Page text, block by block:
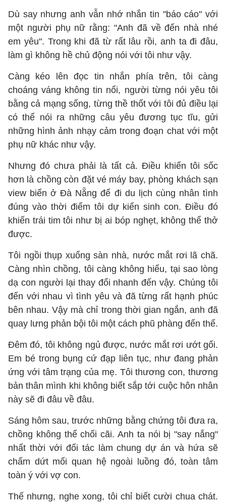
Dù say nhưng anh vẫn nhớ nhắn tin "báo cáo" với
một người phụ nữ rằng: "Anh đã về đến nhà nhé
em yêu". Trong khi đã từ rất lâu rồi, anh ta đi đâu,
làm gì không hề chủ động nói với tôi như vậy.
Càng kéo lên đọc tin nhắn phía trên, tôi càng
choáng váng không tin nổi, người từng nói yêu tôi
bằng cả mạng sống, từng thề thốt với tôi đủ điều lại
có thể nói ra những câu yêu đương tục tĩu, gửi
những hình ảnh nhạy cảm trong đoạn chat với một
phụ nữ khác như vậy.
Nhưng đó chưa phải là tất cả. Điều khiến tôi sốc
hơn là chồng còn đặt vé máy bay, phòng khách sạn
view biển ở Đà Nẵng để đi du lịch cùng nhân tình
đúng vào thời điểm tôi dự kiến sinh con. Điều đó
khiến trái tim tôi như bị ai bóp nghẹt, không thể thở
được.
Tôi ngồi thụp xuống sàn nhà, nước mắt rơi lã chã.
Càng nhìn chồng, tôi càng không hiểu, tại sao lòng
dạ con người lại thay đổi nhanh đến vậy. Chúng tôi
đến với nhau vì tình yêu và đã từng rất hạnh phúc
bên nhau. Vậy mà chỉ trong thời gian ngắn, anh đã
quay lưng phản bội tôi một cách phũ phàng đến thế.
Đêm đó, tôi không ngủ được, nước mắt rơi ướt gối.
Em bé trong bụng cứ đạp liên tục, như đang phản
ứng với tâm trạng của mẹ. Tôi thương con, thương
bản thân mình khi không biết sắp tới cuộc hôn nhân
này sẽ đi đâu về đâu.
Sáng hôm sau, trước những bằng chứng tôi đưa ra,
chồng không thể chối cãi. Anh ta nói bị "say nắng"
nhất thời với đối tác làm chung dự án và hứa sẽ
chấm dứt mối quan hệ ngoài luồng đó, toàn tâm
toàn ý với vợ con.
Thế nhưng, nghe xong, tôi chỉ biết cười chua chát.